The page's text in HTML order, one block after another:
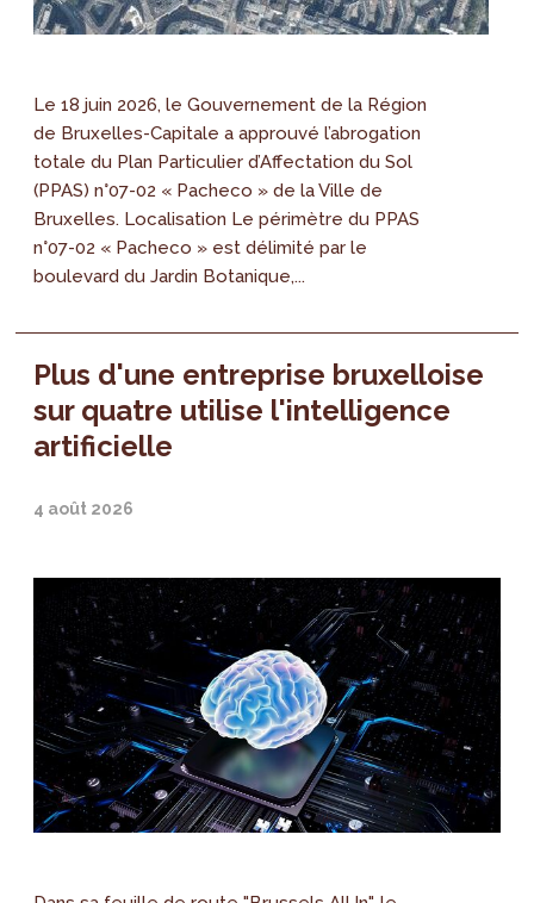
Le 18 juin 2026, le Gouvernement de la Région
de Bruxelles-Capitale a approuvé l’abrogation
totale du Plan Particulier d’Affectation du Sol
(PPAS) n°07-02 « Pacheco » de la Ville de
Bruxelles. Localisation Le périmètre du PPAS
n°07-02 « Pacheco » est délimité par le
boulevard du Jardin Botanique,...
Plus d'une entreprise bruxelloise
sur quatre utilise l'intelligence
artificielle
4 août 2026